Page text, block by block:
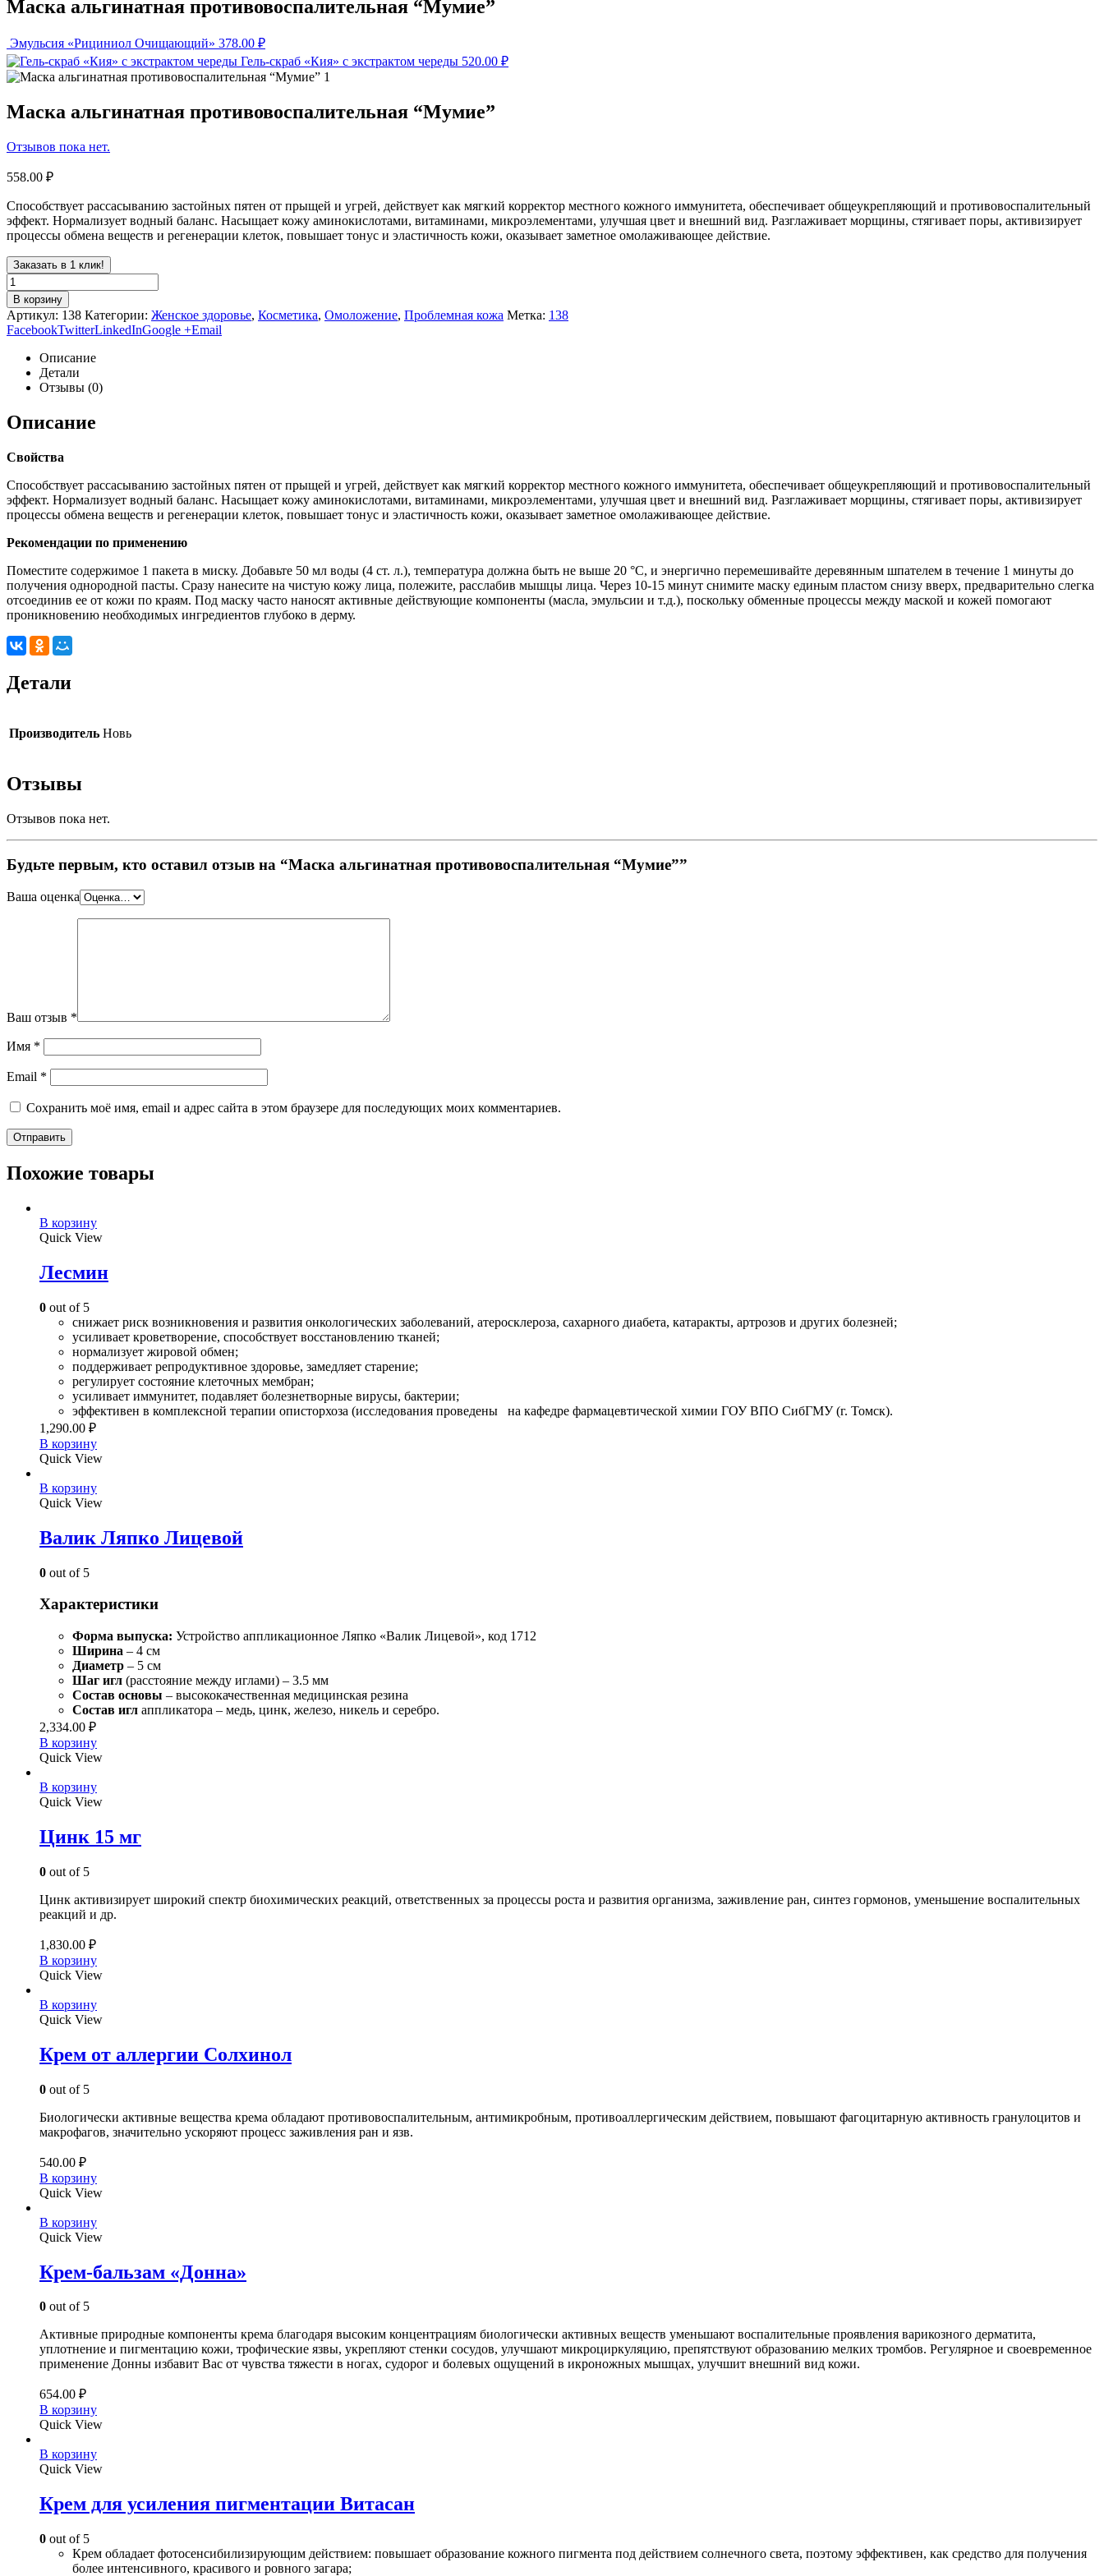
Маска альгинатная противовоспалительная “Мумие”
Эмульсия «Рициниол Очищающий» 378.00 ₽
Гель-скраб «Кия» с экстрактом череды 520.00 ₽
Маска альгинатная противовоспалительная “Мумие”
Отзывов пока нет.
558.00 ₽
Способствует рассасыванию застойных пятен от прыщей и угрей, действует как мягкий корректор местного кожного иммунитета, обеспечивает общеукрепляющий и противовоспалительный
эффект. Нормализует водный баланс. Насыщает кожу аминокислотами, витаминами, микроэлементами, улучшая цвет и внешний вид. Разглаживает морщины, стягивает поры, активизирует
процессы обмена веществ и регенерации клеток, повышает тонус и эластичность кожи, оказывает заметное омолаживающее действие.
Заказать в 1 клик!
В корзину
Артикул: 138 Категории: Женское здоровье, Косметика, Омоложение, Проблемная кожа Метка: 138
FacebookTwitterLinkedInGoogle +Email
Описание
Детали
Отзывы (0)
Описание
Свойства
Способствует рассасыванию застойных пятен от прыщей и угрей, действует как мягкий корректор местного кожного иммунитета, обеспечивает общеукрепляющий и противовоспалительный
эффект. Нормализует водный баланс. Насыщает кожу аминокислотами, витаминами, микроэлементами, улучшая цвет и внешний вид. Разглаживает морщины, стягивает поры, активизирует
процессы обмена веществ и регенерации клеток, повышает тонус и эластичность кожи, оказывает заметное омолаживающее действие.
Рекомендации по применению
Поместите содержимое 1 пакета в миску. Добавьте 50 мл воды (4 ст. л.), температура должна быть не выше 20 °С, и энергично перемешивайте деревянным шпателем в течение 1 минуты до
получения однородной пасты. Сразу нанесите на чистую кожу лица, полежите, расслабив мышцы лица. Через 10-15 минут снимите маску единым пластом снизу вверх, предварительно слегка
отсоединив ее от кожи по краям. Под маску часто наносят активные действующие компоненты (масла, эмульсии и т.д.), поскольку обменные процессы между маской и кожей помогают
проникновению необходимых ингредиентов глубоко в дерму.
Детали
Производитель Новь
Отзывы
Отзывов пока нет.
Будьте первым, кто оставил отзыв на “Маска альгинатная противовоспалительная “Мумие””
Ваша оценка
Ваш отзыв *
Имя *
Email *
Сохранить моё имя, email и адрес сайта в этом браузере для последующих моих комментариев.
Похожие товары
В корзину
Quick View
Лесмин
0 out of 5
снижает риск возникновения и развития онкологических заболеваний, атеросклероза, сахарного диабета, катаракты, артрозов и других болезней;
усиливает кроветворение, способствует восстановлению тканей;
нормализует жировой обмен;
поддерживает репродуктивное здоровье, замедляет старение;
регулирует состояние клеточных мембран;
усиливает иммунитет, подавляет болезнетворные вирусы, бактерии;
эффективен в комплексной терапии описторхоза (исследования проведены на кафедре фармацевтической химии ГОУ ВПО СибГМУ (г. Томск).
1,290.00 ₽
В корзину
Quick View
В корзину
Quick View
Валик Ляпко Лицевой
0 out of 5
Характеристики
Форма выпуска: Устройство аппликационное Ляпко «Валик Лицевой», код 1712
Ширина – 4 см
Диаметр – 5 см
Шаг игл (расстояние между иглами) – 3.5 мм
Состав основы – высококачественная медицинская резина
Состав игл аппликатора – медь, цинк, железо, никель и серебро.
2,334.00 ₽
В корзину
Quick View
В корзину
Quick View
Цинк 15 мг
0 out of 5
Цинк активизирует широкий спектр биохимических реакций, ответственных за процессы роста и развития организма, заживление ран, синтез гормонов, уменьшение воспалительных
реакций и др.
1,830.00 ₽
В корзину
Quick View
В корзину
Quick View
Крем от аллергии Солхинол
0 out of 5
Биологически активные вещества крема обладают противовоспалительным, антимикробным, противоаллергическим действием, повышают фагоцитарную активность гранулоцитов и
макрофагов, значительно ускоряют процесс заживления ран и язв.
540.00 ₽
В корзину
Quick View
В корзину
Quick View
Крем-бальзам «Донна»
0 out of 5
Активные природные компоненты крема благодаря высоким концентрациям биологически активных веществ уменьшают воспалительные проявления варикозного дерматита,
уплотнение и пигментацию кожи, трофические язвы, укрепляют стенки сосудов, улучшают микроциркуляцию, препятствуют образованию мелких тромбов. Регулярное и своевременное
применение Донны избавит Вас от чувства тяжести в ногах, судорог и болевых ощущений в икроножных мышцах, улучшит внешний вид кожи.
654.00 ₽
В корзину
Quick View
В корзину
Quick View
Крем для усиления пигментации Витасан
0 out of 5
Крем обладает фотосенсибилизирующим действием: повышает образование кожного пигмента под действием солнечного света, поэтому эффективен, как средство для получения
более интенсивного, красивого и ровного загара;